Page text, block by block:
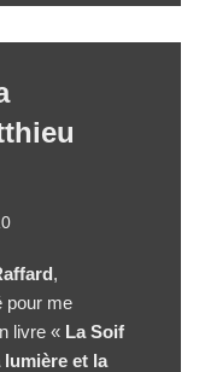
,
pour me
livre « La Soif
lumière et la